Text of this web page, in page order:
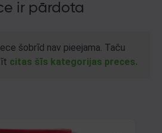
ir pārdota
šobrīd nav pieejama. Taču
citas šīs kategorijas preces.